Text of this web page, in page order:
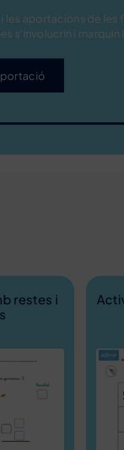
aportacions de les
s'involucrin i marquin
restes i